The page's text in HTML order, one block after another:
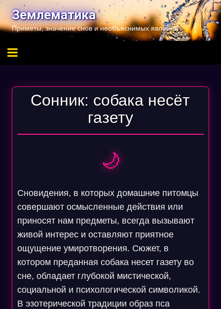
Перейти
содержимому
Землематика
Приметы, значение снов и необъяснимых явлений
Сонник: собака несёт
газету
🌙
Сновидения, в которых домашние питомцы
совершают осмысленные действия или
приносят нам предметы, всегда вызывают
живой интерес и оставляют приятное
ощущение умиротворения. Сюжет, в
котором преданная собака несет газету во
сне, обладает глубокой мистической,
социальной и психологической символикой.
В эзотерической традиции образ пса